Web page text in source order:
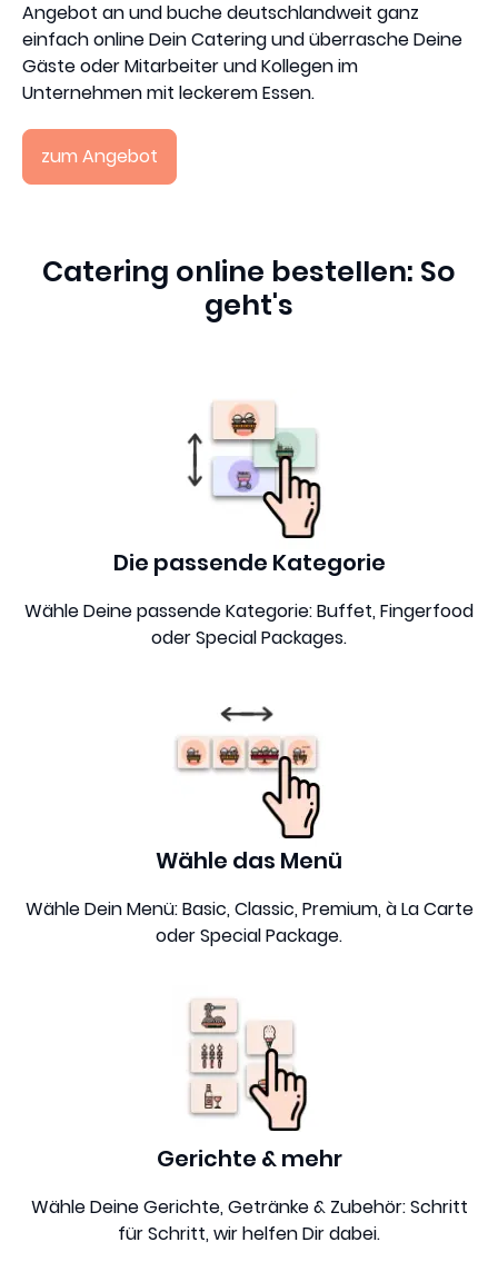
Angebot an und buche deutschlandweit ganz
einfach online Dein Catering und überrasche Deine
Gäste oder Mitarbeiter und Kollegen im
Unternehmen mit leckerem Essen.
zum Angebot
Catering online bestellen: So
geht's
Die passende Kategorie
Wähle Deine passende Kategorie: Buffet, Fingerfood
oder Special Packages.
Wähle das Menü
Wähle Dein Menü: Basic, Classic, Premium, à La Carte
oder Special Package.
Gerichte & mehr
Wähle Deine Gerichte, Getränke & Zubehör: Schritt
für Schritt, wir helfen Dir dabei.